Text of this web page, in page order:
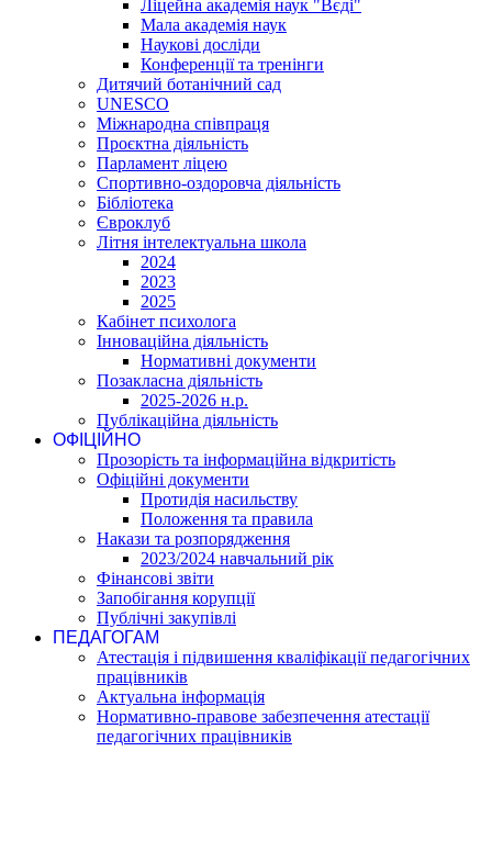
Ліцейна академія наук "Вєді"
Мала академія наук
Наукові досліди
Конференції та тренінги
Дитячий ботанічний сад
UNESCO
Міжнародна співпраця
Проєктна діяльність
Парламент ліцею
Спортивно-оздоровча діяльність
Бібліотека
Євроклуб
Літня інтелектуальна школа
2024
2023
2025
Кабінет психолога
Інноваційна діяльність
Нормативні документи
Позакласна діяльність
2025-2026 н.р.
Публікаційна діяльність
ОФІЦІЙНО
Прозорість та інформаційна відкритість
Офіційні документи
Протидія насильству
Положення та правила
Накази та розпорядження
2023/2024 навчальний рік
Фінансові звіти
Запобігання корупції
Публічні закупівлі
ПЕДАГОГАМ
Атестація і підвишення кваліфікації педагогічних
працівників
Актуальна інформація
Нормативно-правове забезпечення атестації
педагогічних працівників